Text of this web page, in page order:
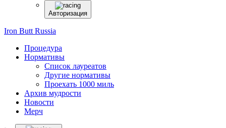
Авторизация
Iron Butt Russia
Процедура
Нормативы
Список лауреатов
Другие нормативы
Проехать 1000 миль
Архив мудрости
Новости
Мерч